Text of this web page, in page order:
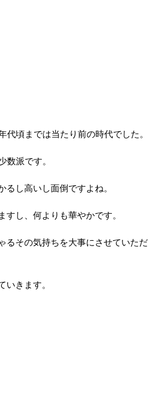
頃までは当たり前の時代でした。
数派です。
し高いし面倒ですよね。
し、何よりも華やかです。
るその気持ちを大事にさせていた
いきます。